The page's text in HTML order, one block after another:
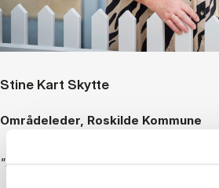
Stine Kart Skytte
Områdeleder, Roskilde Kommune
"I dag er jeg en mere reflekteret leder"